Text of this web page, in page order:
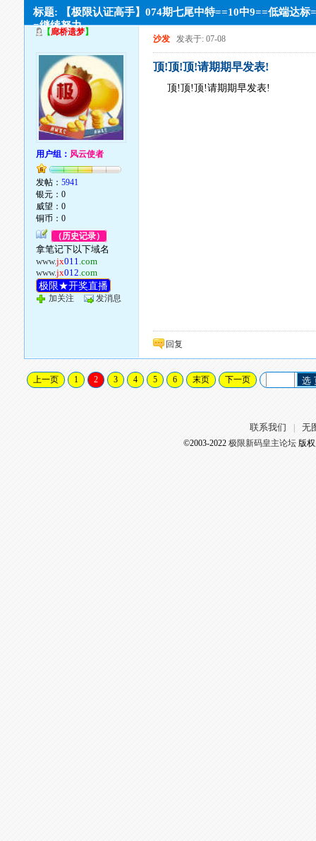
标题: 【极限认证高手】074期七尾中特==10中9==低端达标
=继续努力
【廊桥遗梦】
用户组： 风云使者
发帖：5941
银元：0
威望：0
铜币：0
（历史记录）
拿笔记下以下域名
www.jx011.com
www.jx012.com
极限★开奖直播
加关注 发消息
沙发 发表于: 07-08
顶!顶!顶!请期期早发表!
顶!顶!顶!请期期早发表!
回复
上一页 1 2 3 4 5 6 末页 下一页 选
联系我们 无
©2003-2022 极限新码皇主论坛版权